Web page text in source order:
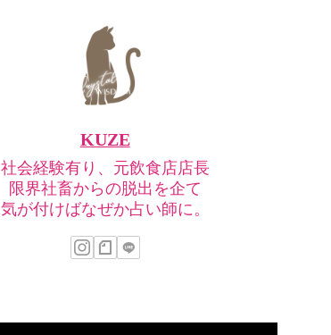
KUZE
社会経験有り、元飲食店店長
限界社畜からの脱出を企て
気が付けばなぜか占い師に。